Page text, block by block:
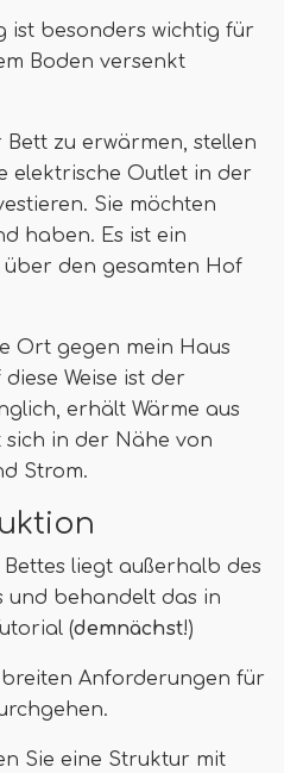
ist besonders wichtig für
Boden versenkt
zu erwärmen, stellen
elektrische Outlet in der
Sie möchten
haben. Es ist ein
über den gesamten Hof
Ort gegen mein Haus
Weise ist der
erhält Wärme aus
in der Nähe von
Strom.
liegt außerhalb des
und behandelt das in
(demnächst!)
breiten Anforderungen für
Sie eine Struktur mit